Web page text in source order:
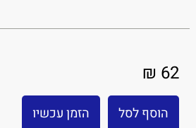
62 ₪
הוסף לסל הזמן עכשיו